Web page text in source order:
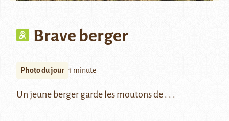
Brave berger
Photo du jour 1 minute
Un jeune berger garde les moutons de . . .